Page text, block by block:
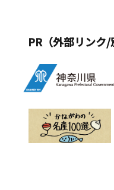
PR（外部リンク/